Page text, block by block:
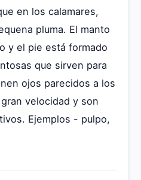
en los calamares,
pluma. El manto
y el pie está formado
que sirven para
ojos parecidos a los
velocidad y son
Ejemplos - pulpo,